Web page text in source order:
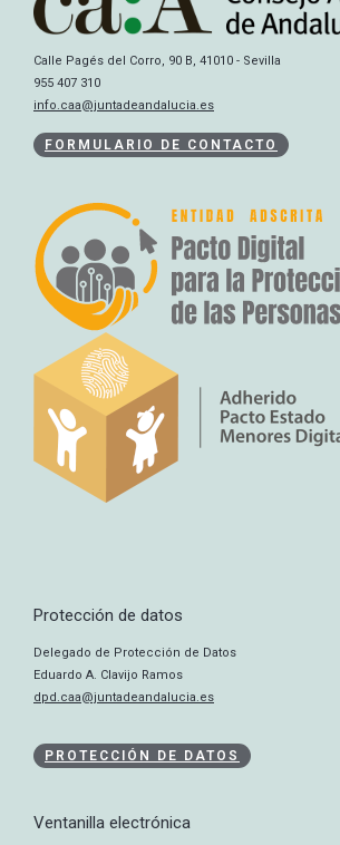
Calle Pagés del Corro, 90 B, 41010 - Sevilla
955 407 310
info.caa@juntadeandalucia.es
FORMULARIO DE CONTACTO
Protección de datos
Delegado de Protección de Datos
Eduardo A. Clavijo Ramos
dpd.caa@juntadeandalucia.es
PROTECCIÓN DE DATOS
Ventanilla electrónica